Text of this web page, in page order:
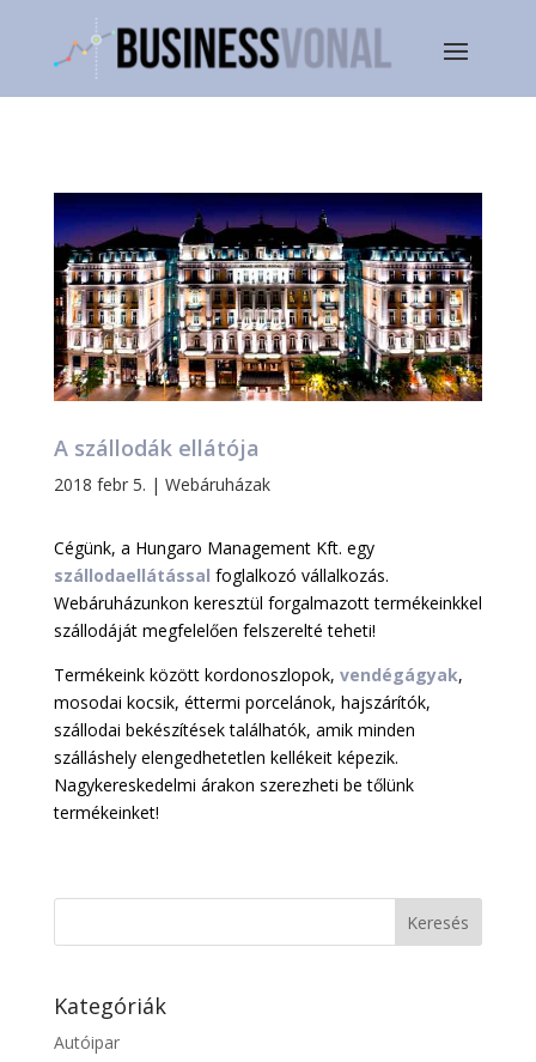
A szállodák ellátója
2018 febr 5. | Webáruházak
Cégünk, a Hungaro Management Kft. egy
szállodaellátással foglalkozó vállalkozás.
Webáruházunkon keresztül forgalmazott termékeinkkel
szállodáját megfelelően felszerelté teheti!
Termékeink között kordonoszlopok, vendégágyak,
mosodai kocsik, éttermi porcelánok, hajszárítók,
szállodai bekészítések találhatók, amik minden
szálláshely elengedhetetlen kellékeit képezik.
Nagykereskedelmi árakon szerezheti be tőlünk
termékeinket!
Kategóriák
Autóipar